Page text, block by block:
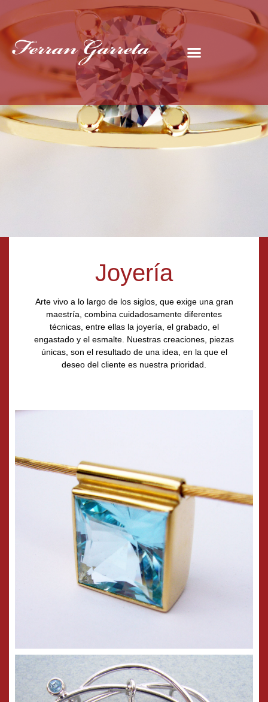
Joyería
Arte vivo a lo largo de los siglos, que exige una gran
maestría, combina cuidadosamente diferentes
técnicas, entre ellas la joyería, el grabado, el
engastado y el esmalte. Nuestras creaciones, piezas
únicas, son el resultado de una idea, en la que el
deseo del cliente es nuestra prioridad.